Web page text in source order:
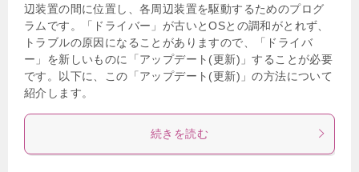
辺装置の間に位置し、各周辺装置を駆動するためのプログ
ラムです。「ドライバー」が古いとOSとの調和がとれず、
トラブルの原因になることがありますので、「ドライバ
ー」を新しいものに「アップデート(更新)」することが必要
です。以下に、この「アップデート(更新)」の方法について
紹介します。
続きを読む